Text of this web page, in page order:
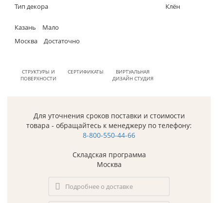
Тип декора
Клён
Казань
Мало
Москва
Достаточно
СТРУКТУРЫ И
ПОВЕРХНОСТИ
СЕРТИФИКАТЫ
ВИРТУАЛЬНАЯ
ДИЗАЙН СТУДИЯ
Для уточнения сроков поставки и стоимости
товара - обращайтесь к менеджеру по телефону:
8-800-550-44-66
Складская программа
Москва
Подробнее о доставке